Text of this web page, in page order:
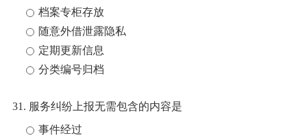
档案专柜存放
随意外借泄露隐私
定期更新信息
分类编号归档
31. 服务纠纷上报无需包含的内容是
事件经过